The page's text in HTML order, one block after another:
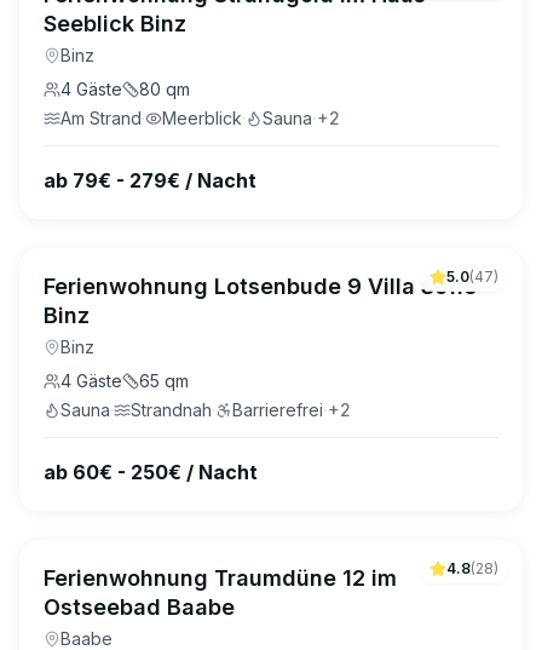
Seeblick Binz
Binz
4 Gäste 80 qm
Am Strand· Meerblick· Sauna·+2
ab 79€ - 279€ / Nacht
5.0(47)
Ferienwohnung Lotsenbude 9 Villa Sofie
Binz
Binz
4 Gäste 65 qm
Sauna· Strandnah· Barrierefrei·+2
ab 60€ - 250€ / Nacht
4.8(28)
Ferienwohnung Traumdüne 12 im
Ostseebad Baabe
Baabe